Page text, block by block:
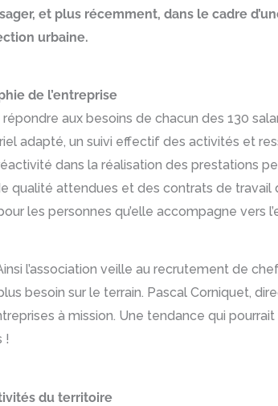
et plus récemment, dans le cadre
urbaine.
de l’entreprise
aux besoins de chacun des 130
adapté, un suivi effectif des activités et
dans la réalisation des prestations
qualité attendues et des contrats de
les personnes qu’elle accompagne vers
l’association veille au recrutement de
besoin sur le terrain. Pascal Corniquet,
à mission. Une tendance qui
!
du territoire